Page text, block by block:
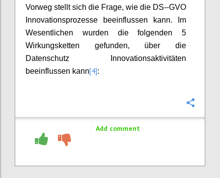
Vorweg stellt sich die Frage, wie die DS--GVO
Innovationsprozesse beeinflussen kann. Im
Wesentlichen wurden die folgenden 5
Wirkungsketten gefunden, über die
Datenschutz Innovationsaktivitäten
beeinflussen kann[4]:
Add comment